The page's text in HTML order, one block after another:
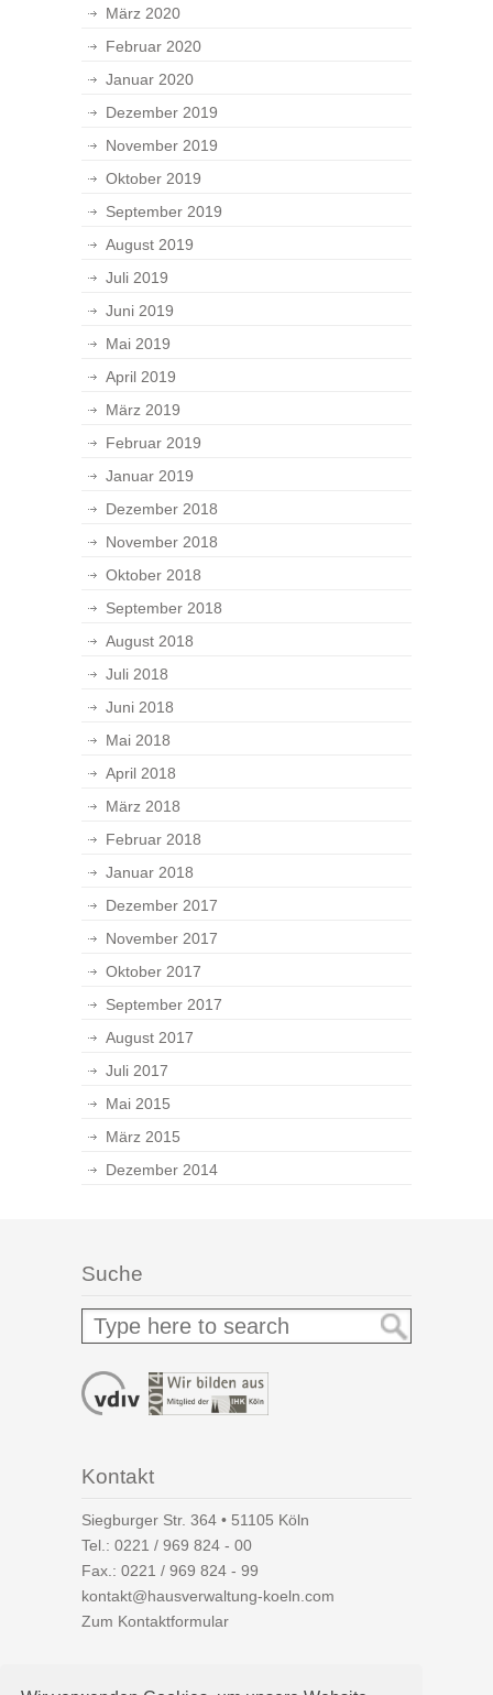
März 2020
Februar 2020
Januar 2020
Dezember 2019
November 2019
Oktober 2019
September 2019
August 2019
Juli 2019
Juni 2019
Mai 2019
April 2019
März 2019
Februar 2019
Januar 2019
Dezember 2018
November 2018
Oktober 2018
September 2018
August 2018
Juli 2018
Juni 2018
Mai 2018
April 2018
März 2018
Februar 2018
Januar 2018
Dezember 2017
November 2017
Oktober 2017
September 2017
August 2017
Juli 2017
Mai 2015
März 2015
Dezember 2014
Suche
Kontakt
Siegburger Str. 364 • 51105 Köln
Tel.: 0221 / 969 824 - 00
Fax.: 0221 / 969 824 - 99
kontakt@hausverwaltung-koeln.com
Zum Kontaktformular